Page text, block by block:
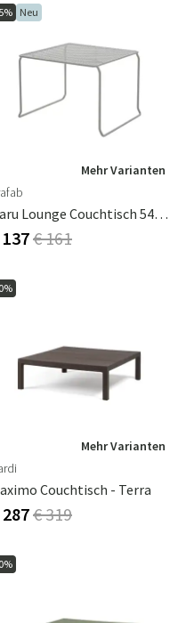
die sich ideal für
ist es wichtig, die
berücksichtigen, um
Wählen
angemessenen
Mobiliar
Neu
Mehr Varianten
Haru Lounge Couchtisch 54x54 Cm Slate Grey
€ 161
Mehr Varianten
Couchtisch - Terra
€ 319